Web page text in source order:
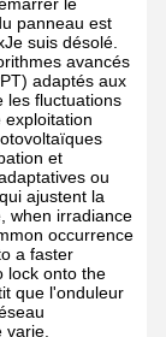
panneau est
suis désolé.
avancés
adaptés aux
les fluctuations
exploitation
et
ou
ajustent la
when irradiance
occurrence
a faster
lock onto the
que l'onduleur